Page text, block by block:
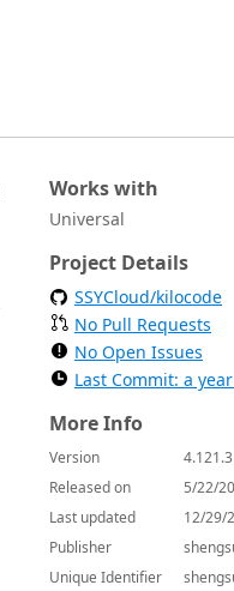
Works with
Universal
Project Details
SSYCloud/kilocode
No Pull Requests
No Open Issues
Last Commit: a
More Info
Version
4.121.3
Released on
5/22/
Last updated
12/29/
Publisher
Unique Identifier